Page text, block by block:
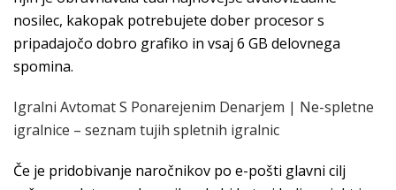
nosilec, kakopak potrebujete dober procesor s
pripadajočo dobro grafiko in vsaj 6 GB delovnega
spomina.
Igralni Avtomat S Ponarejenim Denarjem | Ne-spletne
igralnice – seznam tujih spletnih igralnic
Če je pridobivanje naročnikov po e-pošti glavni cilj